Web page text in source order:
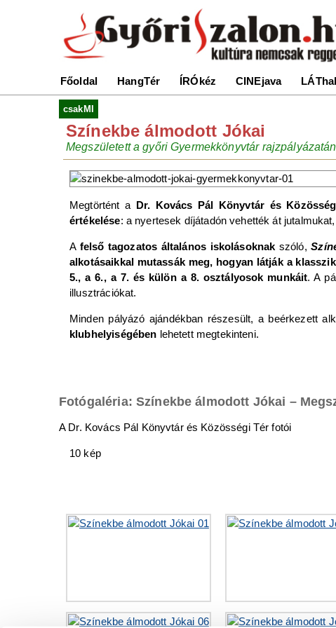
Főoldal HangTér ÍRÓkéz CINEjava
csakMI
Színekbe álmodott Jókai
Megszületett a győri Gyermekkönyvtár
Megtörtént a Dr. Kovács Pál Könyvtár és
értékelése: a nyertesek díjátadón vehették át
A felső tagozatos általános iskolásoknak szóló,
alkotásaikkal mutassák meg, hogyan látják a
5., a 6., a 7. és külön a 8. osztályosok munkáit. A
illusztrációkat.
Minden pályázó ajándékban részesült, a beérkezett
klubhelyiségében lehetett megtekinteni.
Fotógaléria: Színekbe álmodott Jókai –
A Dr. Kovács Pál Könyvtár és Közösségi Tér fotói
10 kép